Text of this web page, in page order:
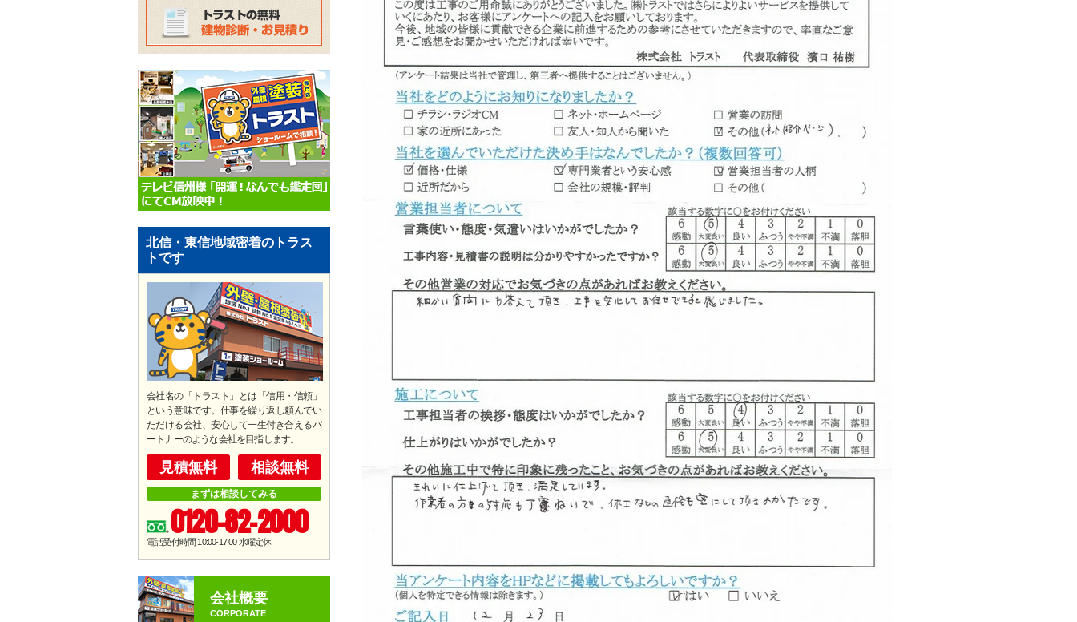
北信・東信地域密着のトラス
トです
会社名の「トラスト」とは「信用・信頼」
という意味です。仕事を繰り返し頼んでい
ただける会社、安心して一生付き合えるパ
ートナーのような会社を目指します。
見積無料 相談無料
まずは相談してみる
0120-82-2000
電話受付時間 10:00-17:00水曜定休
会社概要
CORPORATE